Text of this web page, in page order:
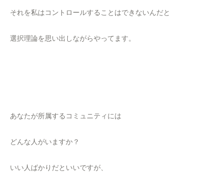
それを私はコントロールすることはできないんだと
選択理論を思い出しながらやってます。
あなたが所属するコミュニティには
どんな人がいますか？
いい人ばかりだといいですが、